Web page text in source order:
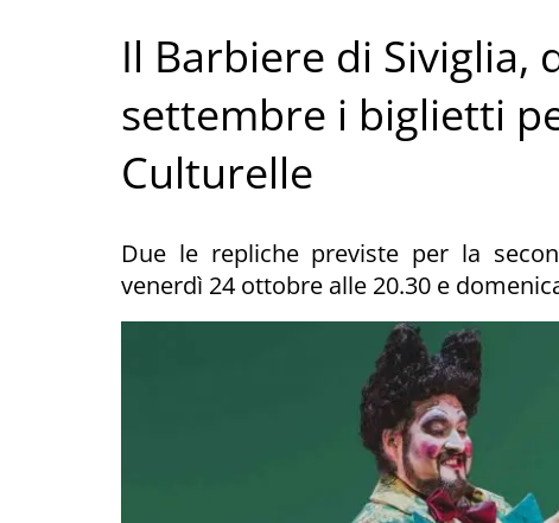
Il Barbiere di Siviglia,
settembre i biglietti
Culturelle
Due le repliche previste per la
venerdì 24 ottobre alle 20.30 e